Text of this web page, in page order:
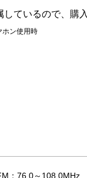
ているので、購
ン使用時
：76.0～108.0MHz